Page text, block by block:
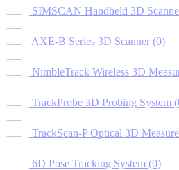
SIMSCAN Handheld 3D
AXE-B Series 3D Scanner (0)
NimbleTrack Wireless 3D
TrackProbe 3D Probing System
TrackScan-P Optical 3D
6D Pose Tracking System (0)